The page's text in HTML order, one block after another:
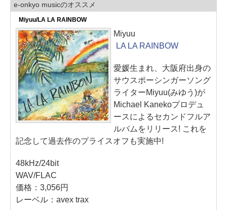
e-onkyo musicのオススメ
Miyuu/LA LA RAINBOW
Miyuu
LA LA RAINBOW
愛媛生まれ、大阪府出身の
サウスポーシンガーソング
ライターMiyuu(みゆう)が
Michael Kanekoプロデュ
ースによるセカンドフルア
ルバムをリリース! これを
記念して過去作のプライスオフも実施中!
48kHz/24bit
WAV/FLAC
価格：3,056円
レーベル：avex trax